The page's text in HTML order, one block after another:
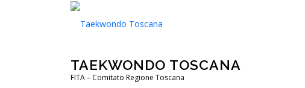
TAEKWONDO TOSCANA
FITA – Comitato Regione Toscana